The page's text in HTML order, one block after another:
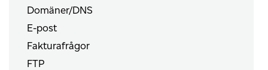
Domäner/DNS
E-post
Fakturafrågor
FTP